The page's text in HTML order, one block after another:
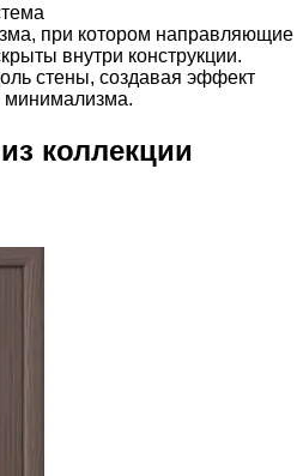
при котором направляющие
внутри конструкции.
стены, создавая эффект
минимализма.
коллекции